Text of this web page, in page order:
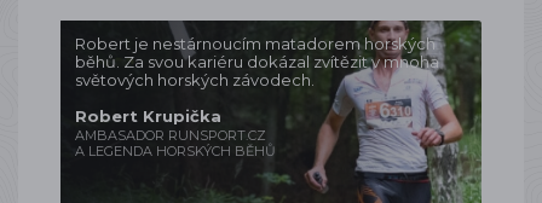
Robert je nestárnoucím matadorem horských
běhů. Za svou kariéru dokázal zvítězit v mnoha
světových horských závodech.
Robert Krupička
AMBASADOR RUNSPORT.CZ
A LEGENDA HORSKÝCH BĚHŮ